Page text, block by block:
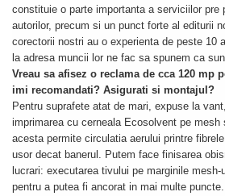
constituie o parte importanta a serviciilor pre
autorilor, precum si un punct forte al editurii
corectorii nostri au o experienta de peste 10
la adresa muncii lor ne fac sa spunem ca
Vreau sa afisez o reclama de cca 120 mp
imi recomandati? Asigurati si montajul?
Pentru suprafete atat de mari, expuse la
imprimarea cu cerneala Ecosolvent pe mesh
acesta permite circulatia aerului printre
usor decat banerul. Putem face finisarea
lucrari: executarea tivului pe marginile
pentru a putea fi ancorat in mai multe